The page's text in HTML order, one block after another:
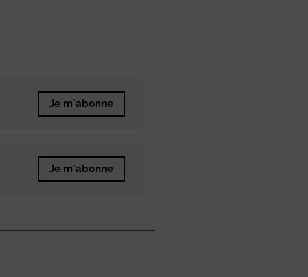
Je m'abonne
Je m'abonne